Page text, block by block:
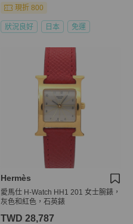
現折 800
狀況良好 日本 免運
Hermès
愛馬仕 H-Watch HH1 201 女士腕錶，
灰色和紅色，石英錶
TWD 28,787